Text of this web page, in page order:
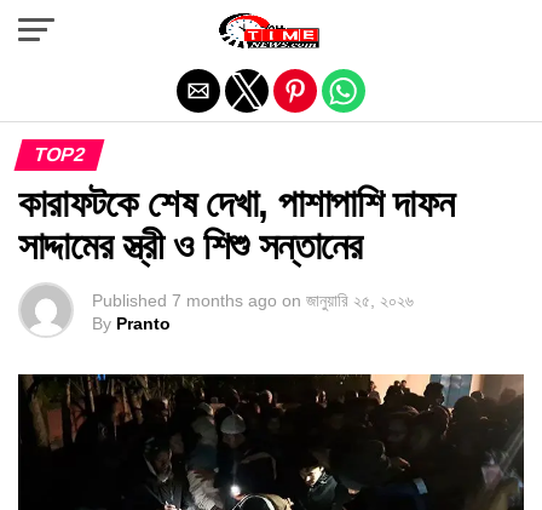
TOP2
কারাফটকে শেষ দেখা, পাশাপাশি দাফন
সাদ্দামের স্ত্রী ও শিশু সন্তানের
Published 7 months ago on জানুয়ারি ২৫, ২০২৬
By Pranto
Exit mobile version